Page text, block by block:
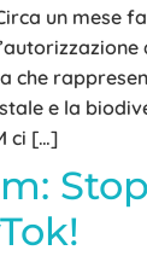
un mese
che
e la
ci […]